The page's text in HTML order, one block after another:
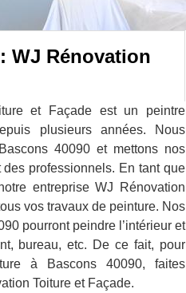
WJ Rénovation
et Façade est un peintre
plusieurs années. Nous
40090 et mettons nos
professionnels. En tant que
entreprise WJ Rénovation
vos travaux de peinture. Nos
pourront peindre l’intérieur et
bureau, etc. De ce fait, pour
à Bascons 40090, faites
Toiture et Façade.